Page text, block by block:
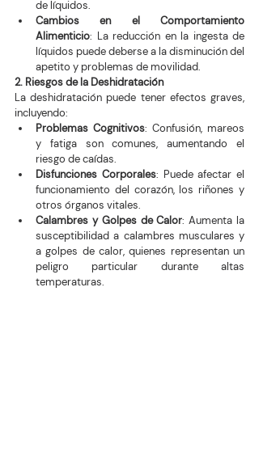
de líquidos.
Cambios en el Comportamiento
Alimenticio: La reducción en la ingesta de
líquidos puede deberse a la disminución del
apetito y problemas de movilidad.
2. Riesgos de la Deshidratación
La deshidratación puede tener efectos graves,
incluyendo:
Problemas Cognitivos: Confusión, mareos
y fatiga son comunes, aumentando el
riesgo de caídas.
Disfunciones Corporales: Puede afectar el
funcionamiento del corazón, los riñones y
otros órganos vitales.
Calambres y Golpes de Calor: Aumenta la
susceptibilidad a calambres musculares y
a golpes de calor, quienes representan un
peligro particular durante altas
temperaturas.